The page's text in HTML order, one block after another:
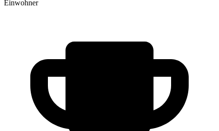
Einwohner